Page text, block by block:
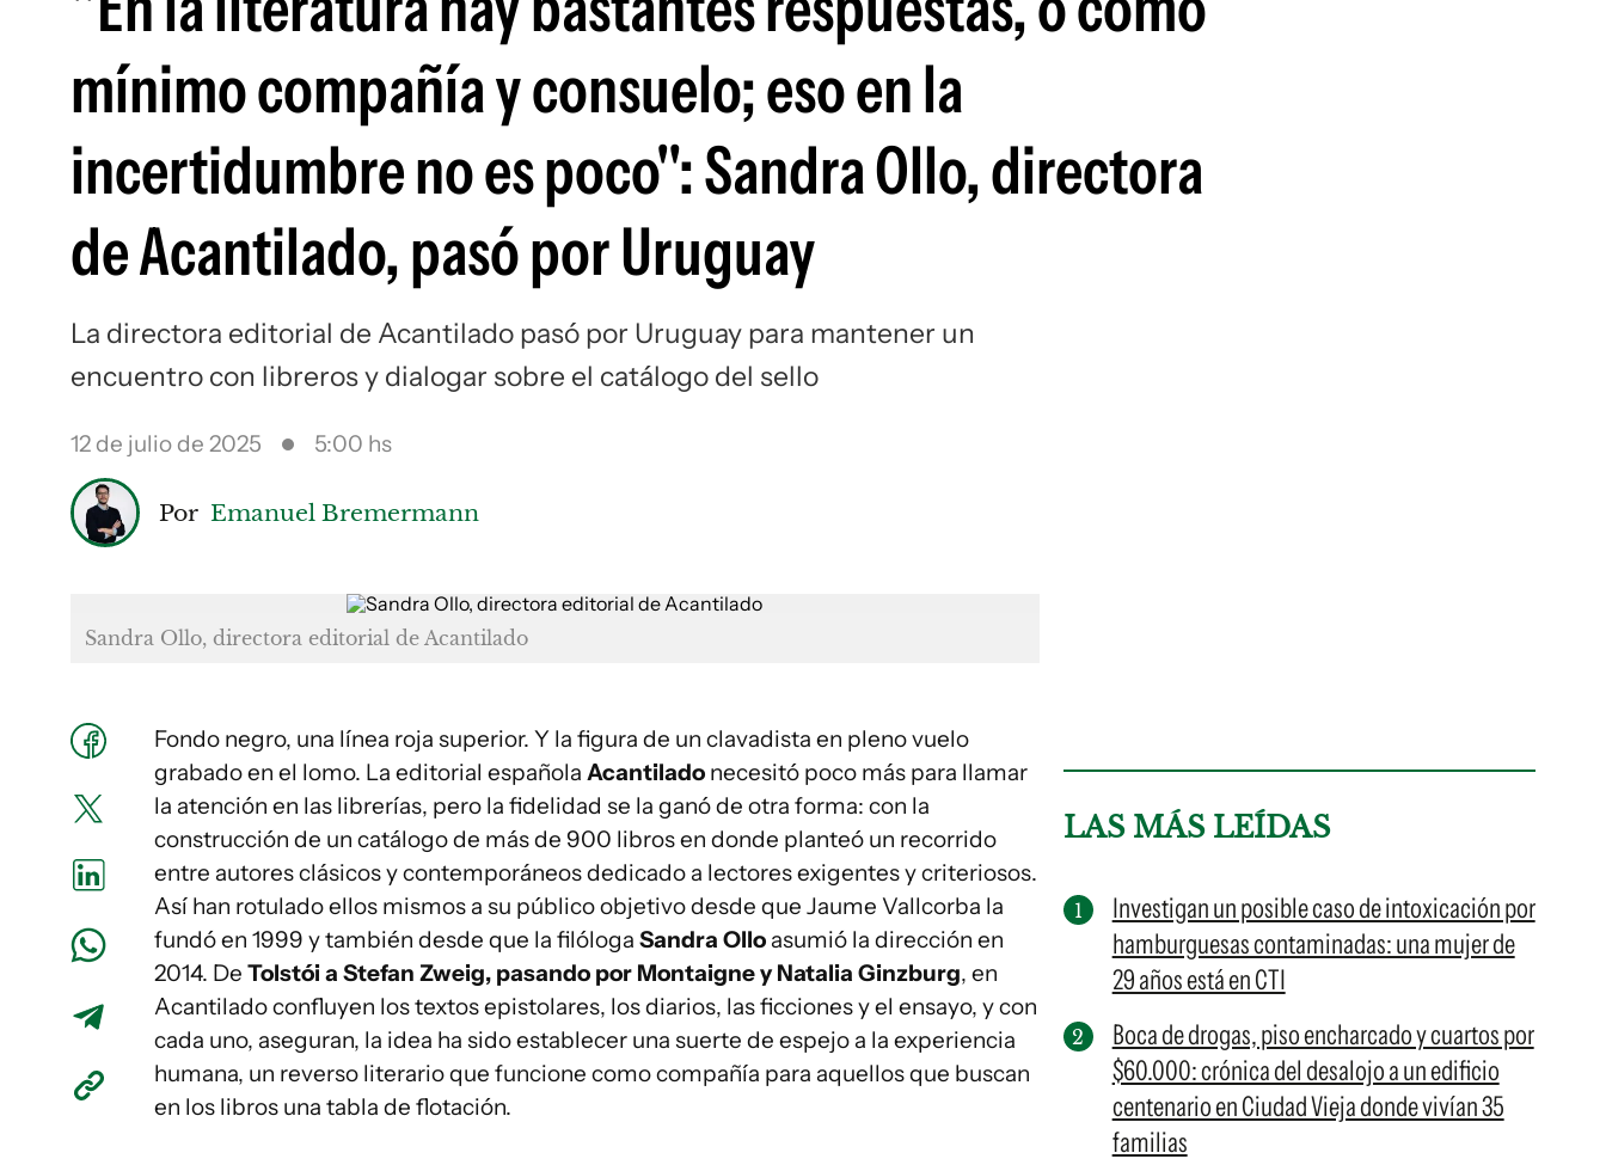
mínimo compañía y consuelo; eso en la
incertidumbre no es poco": Sandra Ollo, directora
de Acantilado, pasó por Uruguay
La directora editorial de Acantilado pasó por Uruguay para mantener un
encuentro con libreros y dialogar sobre el catálogo del sello
12 de julio de 2025 5:00 hs
Por Emanuel Bremermann
Sandra Ollo, directora editorial de Acantilado
Fondo negro, una línea roja superior. Y la figura de un clavadista en pleno vuelo
grabado en el lomo. La editorial española Acantilado necesitó poco más para llamar
la atención en las librerías, pero la fidelidad se la ganó de otra forma: con la
construcción de un catálogo de más de 900 libros en donde planteó un recorrido
entre autores clásicos y contemporáneos dedicado a lectores exigentes y criteriosos.
Así han rotulado ellos mismos a su público objetivo desde que Jaume Vallcorba la
fundó en 1999 y también desde que la filóloga Sandra Ollo asumió la dirección en
2014. De Tolstói a Stefan Zweig, pasando por Montaigne y Natalia Ginzburg, en
Acantilado confluyen los textos epistolares, los diarios, las ficciones y el ensayo, y con
cada uno, aseguran, la idea ha sido establecer una suerte de espejo a la experiencia
humana, un reverso literario que funcione como compañía para aquellos que buscan
en los libros una tabla de flotación.
LAS MÁS LEÍDAS
Investigan un posible caso de intoxicación por
hamburguesas contaminadas: una mujer de
29 años está en CTI
Boca de drogas, piso encharcado y cuartos por
$60.000: crónica del desalojo a un edificio
centenario en Ciudad Vieja donde vivían 35
familias